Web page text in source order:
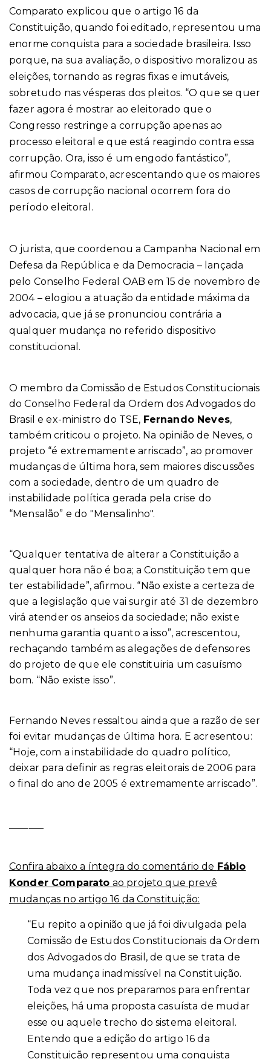
Comparato explicou que o artigo 16 da
Constituição, quando foi editado, representou uma
enorme conquista para a sociedade brasileira. Isso
porque, na sua avaliação, o dispositivo moralizou as
eleições, tornando as regras fixas e imutáveis,
sobretudo nas vésperas dos pleitos. “O que se quer
fazer agora é mostrar ao eleitorado que o
Congresso restringe a corrupção apenas ao
processo eleitoral e que está reagindo contra essa
corrupção. Ora, isso é um engodo fantástico”,
afirmou Comparato, acrescentando que os maiores
casos de corrupção nacional ocorrem fora do
período eleitoral.
O jurista, que coordenou a Campanha Nacional em
Defesa da República e da Democracia – lançada
pelo Conselho Federal OAB em 15 de novembro de
2004 – elogiou a atuação da entidade máxima da
advocacia, que já se pronunciou contrária a
qualquer mudança no referido dispositivo
constitucional.
O membro da Comissão de Estudos Constitucionais
do Conselho Federal da Ordem dos Advogados do
Brasil e ex-ministro do TSE, Fernando Neves,
também criticou o projeto. Na opinião de Neves, o
projeto “é extremamente arriscado”, ao promover
mudanças de última hora, sem maiores discussões
com a sociedade, dentro de um quadro de
instabilidade política gerada pela crise do
“Mensalão” e do "Mensalinho".
“Qualquer tentativa de alterar a Constituição a
qualquer hora não é boa; a Constituição tem que
ter estabilidade”, afirmou. “Não existe a certeza de
que a legislação que vai surgir até 31 de dezembro
virá atender os anseios da sociedade; não existe
nenhuma garantia quanto a isso”, acrescentou,
rechaçando também as alegações de defensores
do projeto de que ele constituiria um casuísmo
bom. “Não existe isso”.
Fernando Neves ressaltou ainda que a razão de ser
foi evitar mudanças de última hora. E acresentou:
“Hoje, com a instabilidade do quadro político,
deixar para definir as regras eleitorais de 2006 para
o final do ano de 2005 é extremamente arriscado”.
Confira abaixo a íntegra do comentário de Fábio
Konder Comparato ao projeto que prevê
mudanças no artigo 16 da Constituição:
“Eu repito a opinião que já foi divulgada pela
Comissão de Estudos Constitucionais da Ordem
dos Advogados do Brasil, de que se trata de
uma mudança inadmissível na Constituição.
Toda vez que nos preparamos para enfrentar
eleições, há uma proposta casuísta de mudar
esse ou aquele trecho do sistema eleitoral.
Entendo que a edição do artigo 16 da
Constituição representou uma conquista